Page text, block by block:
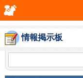
情報掲示板